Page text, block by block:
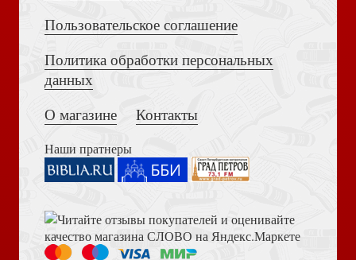
Катехизис (Благовест)
Акафист Пресвятой Богородице в честь иконы Ее
Троеручица
Толкование на Апокалипсис (Тихоний Африканский)
е изд., перераб., и доп., синий бумвинил)
Пользовательское соглашение
Политика обработки персональных
данных
О магазине
Контакты
Наши пратнеры